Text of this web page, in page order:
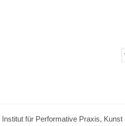
Institut für Performative Praxis, Kunst